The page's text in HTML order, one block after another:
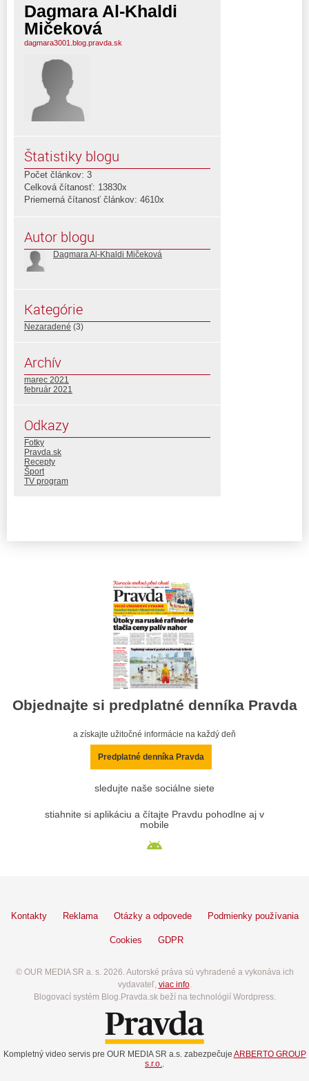
Dagmara Al-Khaldi
Mičeková
dagmara3001.blog.pravda.sk
Štatistiky blogu
Počet článkov: 3
Celková čítanosť: 13830x
Priemerná čítanosť článkov: 4610x
Autor blogu
Dagmara Al-Khaldi Mičeková
Kategórie
Nezaradené (3)
Archív
marec 2021
február 2021
Odkazy
Fotky
Pravda.sk
Recepty
Šport
TV program
Objednajte si predplatné denníka Pravda
a získajte užitočné informácie na každý deň
Predplatné denníka Pravda
sledujte naše sociálne siete
stiahnite si aplikáciu a čítajte Pravdu pohodlne aj v
mobile
Kontakty Reklama Otázky a odpovede Podmienky používania
Cookies GDPR
© OUR MEDIA SR a. s. 2026. Autorské práva sú vyhradené a vykonáva ich
vydavateľ, viac info.
Blogovací systém Blog.Pravda.sk beží na technológií Wordpress.
Kompletný video servis pre OUR MEDIA SR a.s. zabezpečuje ARBERTO GROUP
s.r.o..